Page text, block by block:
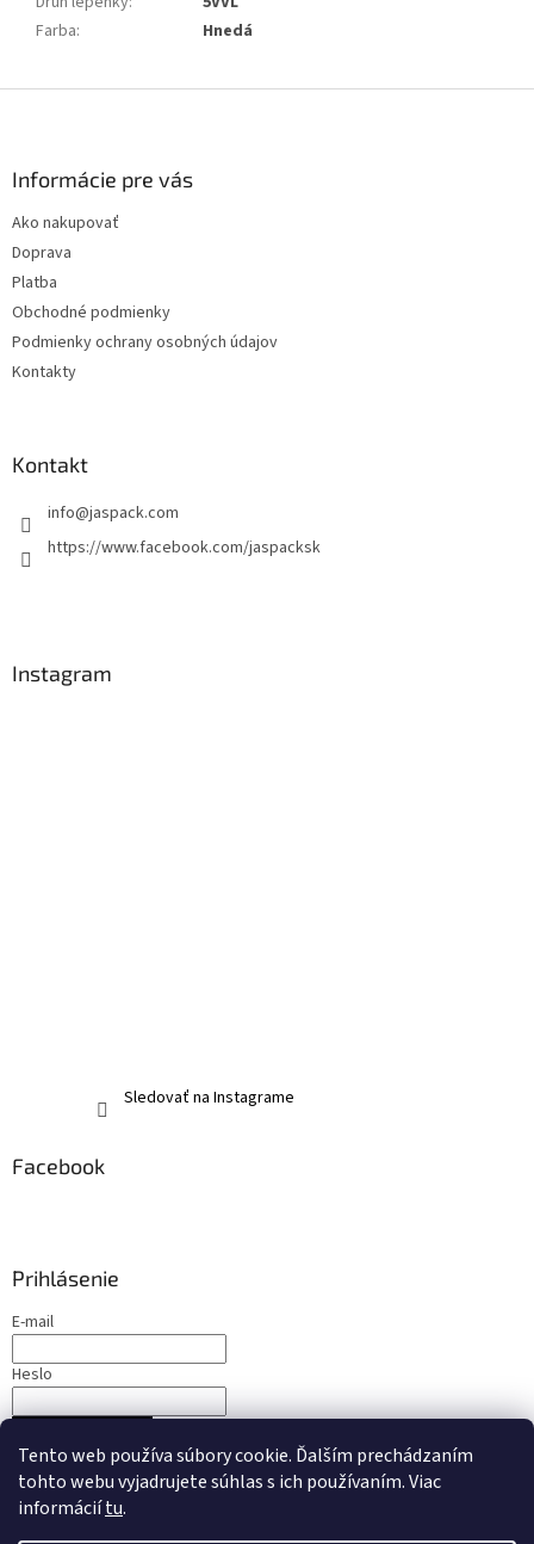
Tento web používa súbory cookie. Ďalším prechádzaním
tohto webu vyjadrujete súhlas s ich používaním. Viac
informáciítu.
Farba: Hnedá
Informácie pre vás
Ako nakupovať
Doprava
Platba
Obchodné podmienky
Podmienky ochrany osobných údajov
Kontakty
Kontakt
info@jaspack.com
https://www.facebook.com/jaspacksk
Instagram
Sledovať na Instagrame
Facebook
Prihlásenie
E-mail
Heslo
Nová registráciaZabudnuté heslo